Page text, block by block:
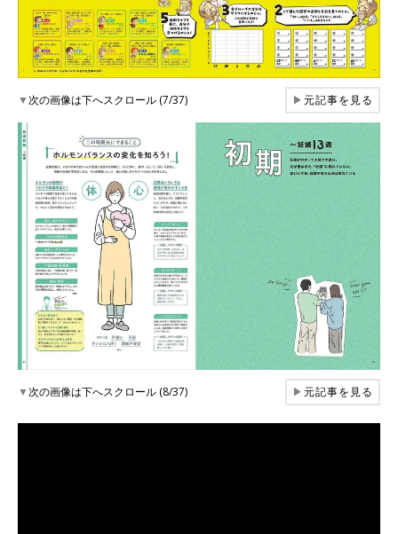
▼次の画像は下へスクロール (7/37) ▶元記事を見る
▼次の画像は下へスクロール (8/37) ▶元記事を見る